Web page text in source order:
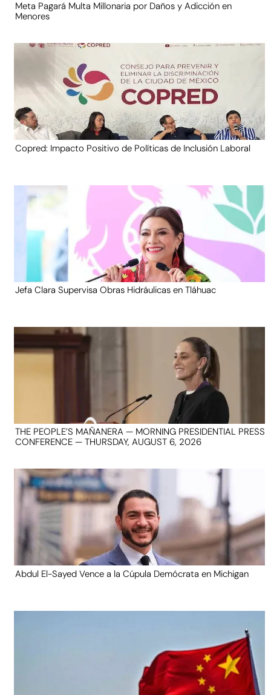
Meta Pagará Multa Millonaria por Daños y Adicción en
Menores
Copred: Impacto Positivo de Políticas de Inclusión Laboral
Jefa Clara Supervisa Obras Hidráulicas en Tláhuac
THE PEOPLE’S MAÑANERA — MORNING PRESIDENTIAL PRESS
CONFERENCE — THURSDAY, AUGUST 6, 2026
Abdul El-Sayed Vence a la Cúpula Demócrata en Michigan